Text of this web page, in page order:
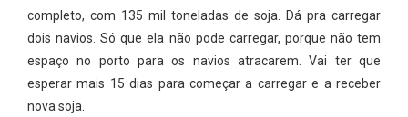
completo, com 135 mil toneladas de soja. Dá pra carregar
dois navios. Só que ela não pode carregar, porque não tem
espaço no porto para os navios atracarem. Vai ter que
esperar mais 15 dias para começar a carregar e a receber
nova soja.